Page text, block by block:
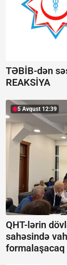
TƏBİB-dən
REAKSİYA
5 Avqust 12:39
QHT-lərin
sahəsində
formalaşacaq